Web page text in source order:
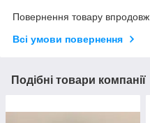
Повернення товару
Всі умови повернення
Подібні товари компанії